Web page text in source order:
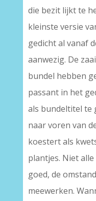
die bezit lijkt te
kleinste versie
gedicht al vanaf
aanwezig. De
bundel hebben
passant in het
als bundeltitel te
naar voren van
koestert als
plantjes. Niet
goed, de
meewerken.